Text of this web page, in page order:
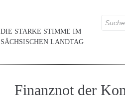
DIE STARKE STIMME IM
SÄCHSISCHEN LANDTAG
Finanznot der